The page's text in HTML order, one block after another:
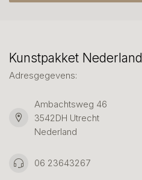
Kunstpakket Nederland
Adresgegevens:
Ambachtsweg 46
3542DH Utrecht
Nederland
06 23643267